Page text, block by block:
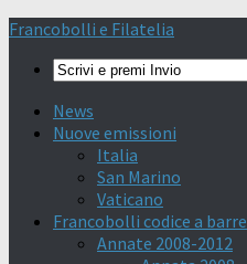
Francobolli e Filatelia
News
Nuove emissioni
Italia
San Marino
Vaticano
Francobolli codice a barre
Annate 2008-2012